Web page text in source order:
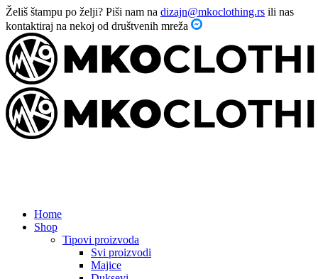
Želiš štampu po želji? Piši nam na dizajn@mkoclothing.rs ili nas
kontaktiraj na nekoj od društvenih mreža
Home
Shop
Tipovi proizvoda
Svi proizvodi
Majice